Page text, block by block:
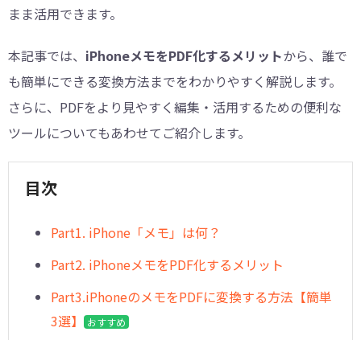
まま活用できます。
本記事では、 iPhoneメモをPDF化するメリットから、誰で
も簡単にできる変換方法までをわかりやすく解説します。
さらに、PDFをより見やすく編集・活用するための便利な
ツールについてもあわせてご紹介します。
目次
︎Part1. iPhone「メモ」は何？
Part2. iPhoneメモをPDF化するメリット
Part3.iPhoneのメモをPDFに変換する方法【簡単
3選】
おすすめ